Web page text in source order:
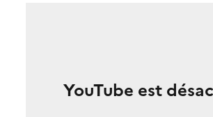
YouTube est